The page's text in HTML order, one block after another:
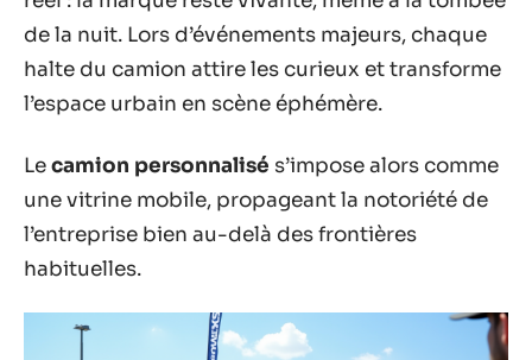
de la nuit. Lors d’événements majeurs, chaque
halte du camion attire les curieux et transforme
l’espace urbain en scène éphémère.
Lecamion personnalisé s’impose alors comme
une vitrine mobile, propageant la notoriété de
l’entreprise bien au-delà des frontières
habituelles.